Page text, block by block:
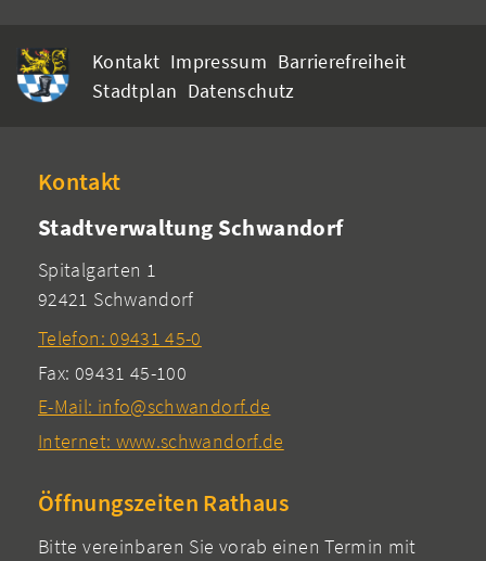
Kontakt Impressum Barrierefreiheit
Stadtplan Datenschutz
Kontakt
Stadtverwaltung Schwandorf
Spitalgarten 1
92421 Schwandorf
Telefon: 09431 45-0
Fax: 09431 45-100
E-Mail: info@schwandorf.de
Internet: www.schwandorf.de
Öffnungszeiten Rathaus
Bitte vereinbaren Sie vorab einen Termin mit